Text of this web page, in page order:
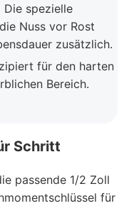
Die spezielle
Nuss vor Rost
zusätzlich.
für den harten
Bereich.
Schritt
passende 1/2 Zoll
für